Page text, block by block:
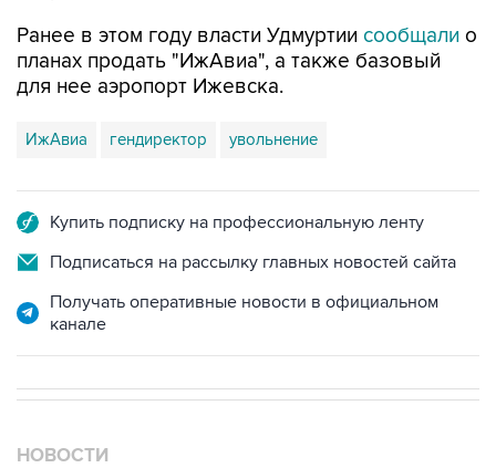
Ранее в этом году власти Удмуртии сообщали о
планах продать "ИжАвиа", а также базовый
для нее аэропорт Ижевска.
ИжАвиа гендиректор увольнение
Купить подписку на профессиональную ленту
Подписаться на рассылку главных новостей сайта
Получать оперативные новости в официальном
канале
НОВОСТИ